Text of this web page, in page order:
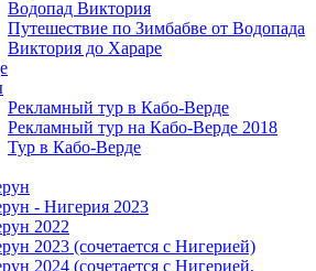
Водопад Виктория
Путешествие по Зимбабве от Водопада
Виктория до Хараре
Рекламный тур в Кабо-Верде
Рекламный тур на Кабо-Верде 2018
Тур в Кабо-Верде
- Нигерия 2023
2022
2023 (сочетается с Нигерией)
2024 (сочетается с Нигерией,